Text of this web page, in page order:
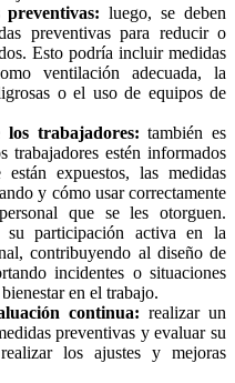
preventivas:luego, se deben
preventivas para reducir o
Esto podría incluir medidas
ventilación adecuada, la
o el uso de equipos de
trabajadores: también es
estén informados
expuestos, las medidas
y cómo usar correctamente
que se les otorguen.
participación activa en la
contribuyendo al diseño de
incidentes o situaciones
en el trabajo.
continua: realizar un
preventivas y evaluar su
los ajustes y mejoras